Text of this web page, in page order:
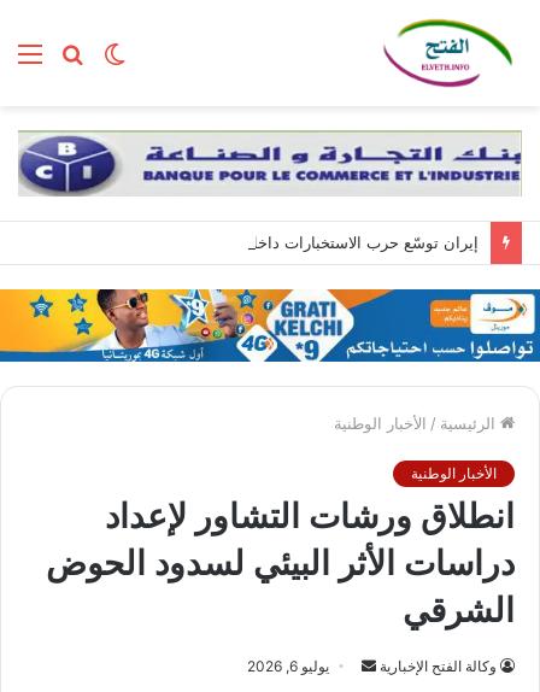
بحث الوضع
الرئيسية / الأخبار الوطنية
الأخبار الوطنية
انطلاق ورشات التشاور لإعداد
دراسات الأثر البيئي لسدود الحوض
الشرقي
وكالة الفتح الإخبارية
أرسل يوليو 6, 2026